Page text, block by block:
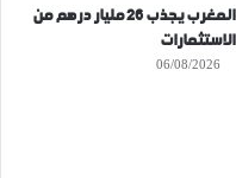
المغرب يجذب 26 مليار درهم من
الاستثمارات
06/08/2026